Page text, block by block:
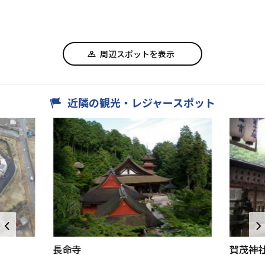
周辺スポットを表示
近隣の観光・レジャースポット
長命寺 賀茂神